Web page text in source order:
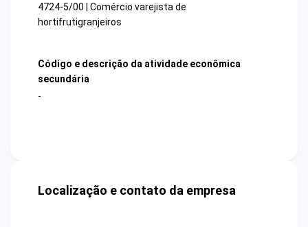
4724-5/00 | Comércio varejista de
hortifrutigranjeiros
Código e descrição da atividade econômica
secundária
-
Localização e contato da empresa